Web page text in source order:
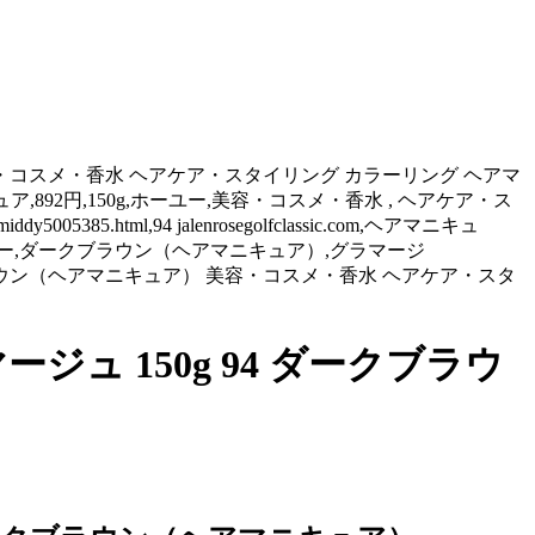
スメ・香水 ヘアケア・スタイリング カラーリング ヘアマ
,892円,150g,ホーユー,美容・コスメ・香水 , ヘアケア・ス
jalenrosegolfclassic.com,ヘアマニキュ
,ダークブラウン（ヘアマニキュア）,グラマージ
ン（ヘアマニキュア） 美容・コスメ・香水 ヘアケア・スタ
ジュ 150g 94 ダークブラウ